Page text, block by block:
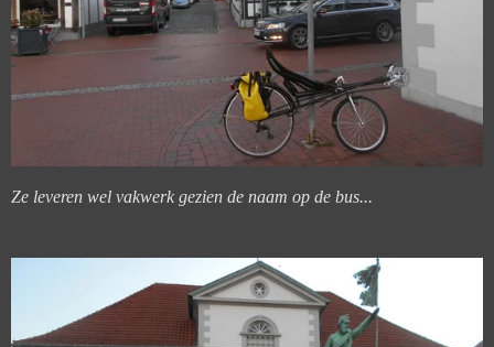
Ze leveren wel vakwerk gezien de naam op de bus...